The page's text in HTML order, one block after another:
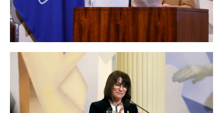
La Rectora celebró el proceso eleccionario, el cual "expresa la solidez
institucional de la Universidad de Chile y la confianza que depositamos
en sus mecanismos de participación y de gobierno".